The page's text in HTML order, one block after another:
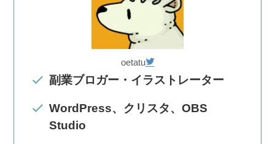
oetatu
副業ブロガー・イラストレーター
WordPress、クリスタ、OBS
Studio